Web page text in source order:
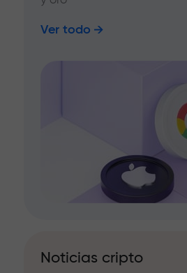
Ver todo
Noticias cripto